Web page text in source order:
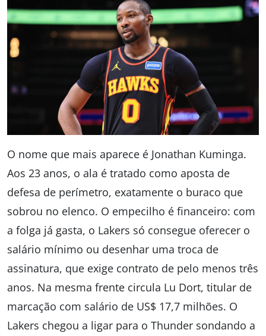
O nome que mais aparece é Jonathan Kuminga.
Aos 23 anos, o ala é tratado como aposta de
defesa de perímetro, exatamente o buraco que
sobrou no elenco. O empecilho é financeiro: com
a folga já gasta, o Lakers só consegue oferecer o
salário mínimo ou desenhar uma troca de
assinatura, que exige contrato de pelo menos três
anos. Na mesma frente circula Lu Dort, titular de
marcação com salário de US$ 17,7 milhões. O
Lakers chegou a ligar para o Thunder sondando a